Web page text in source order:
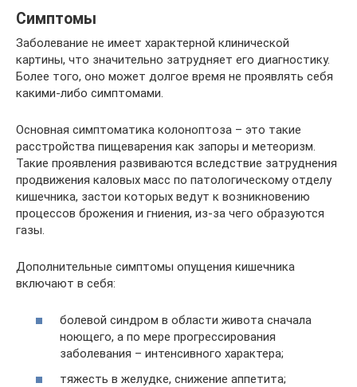
Симптомы
Заболевание не имеет характерной клинической
картины, что значительно затрудняет его диагностику.
Более того, оно может долгое время не проявлять себя
какими-либо симптомами.
Основная симптоматика колоноптоза – это такие
расстройства пищеварения как запоры и метеоризм.
Такие проявления развиваются вследствие затруднения
продвижения каловых масс по патологическому отделу
кишечника, застои которых ведут к возникновению
процессов брожения и гниения, из-за чего образуются
газы.
Дополнительные симптомы опущения кишечника
включают в себя:
болевой синдром в области живота сначала
ноющего, а по мере прогрессирования
заболевания – интенсивного характера;
тяжесть в желудке, снижение аппетита;